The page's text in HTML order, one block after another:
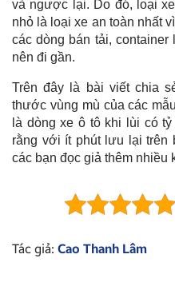
và ngược lại. Do đó, loại
nhỏ là loại xe an toàn nhất
các dòng bán tải,
nên đi gần.
Trên đây là bài viết chia
thước vùng mù của các
là dòng xe ô tô khi lùi có
rằng với ít phút lưu lại trên
các bạn đọc giả thêm nhiều
Tác giả: Cao Thanh Lâm